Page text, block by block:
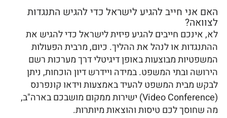
האם אני חייב להגיע לישראל כדי להגיש התנגדות
לצוואה?
לא, אינכם חייבים להגיע פיזית לישראל כדי להגיש את
ההתנגדות או לנהל את ההליך. כיום, מרבית הפעולות
המשפטיות מבוצעות באופן דיגיטלי דרך מערכות רשם
הירושה ובתי המשפט. במידה ויידרש דיון הוכחות, ניתן
לבקש מבית המשפט להעיד באמצעות וידאו קונפרנס
(Video Conference) ישירות ממקום מושבכם בארה"ב,
מה שחוסך לכם טיסות והוצאות מיותרות.